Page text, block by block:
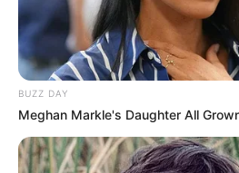
BUZZ DAY
Meghan Markle's Daughter All